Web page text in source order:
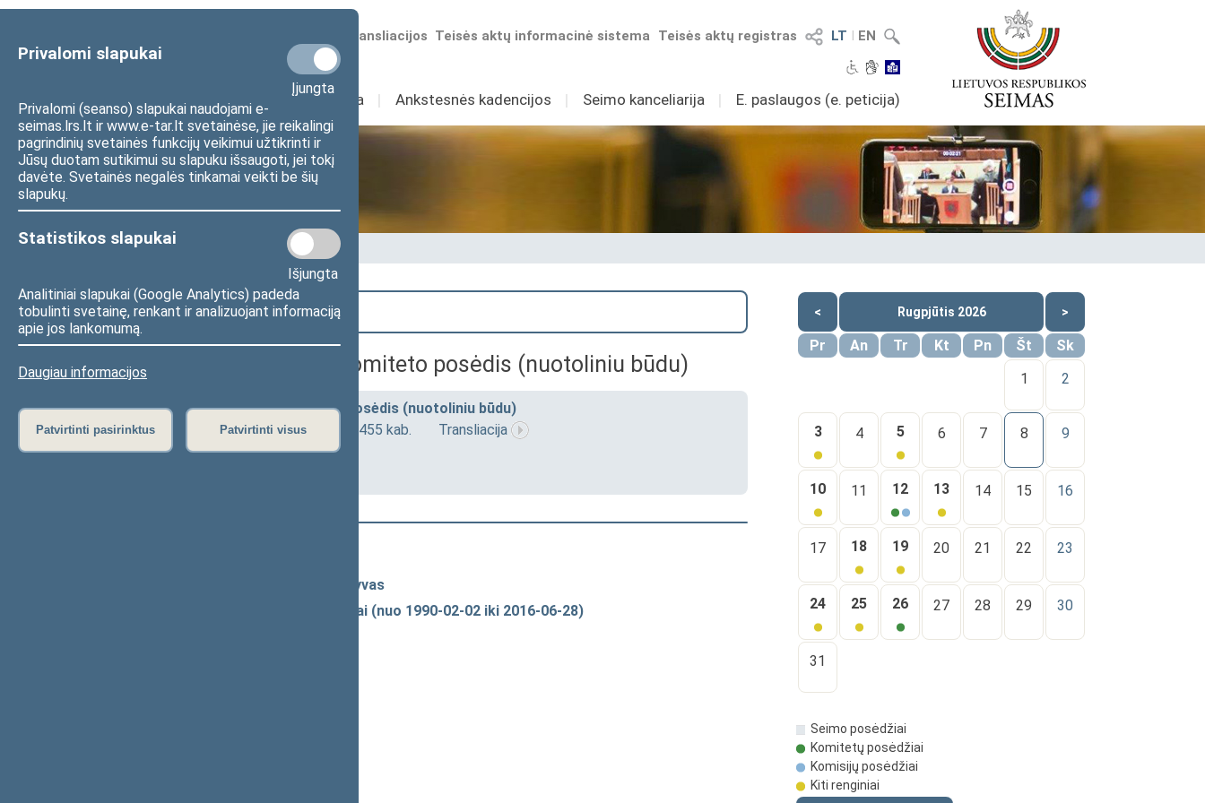
Privalomi slapukai
Įjungta
Privalomi (seanso) slapukai naudojami e-
seimas.lrs.lt ir www.e-tar.lt svetainėse, jie reikalingi
pagrindinių svetainės funkcijų veikimui užtikrinti ir
Jūsų duotam sutikimui su slapuku išsaugoti, jei tokį
davėte. Svetainės negalės tinkamai veikti be šių
slapukų.
Statistikos slapukai
Išjungta
Analitiniai slapukai (Google Analytics) padeda
tobulinti svetainę, renkant ir analizuojant informaciją
apie jos lankomumą.
Daugiau informacijos
Patvirtinti pasirinktus Patvirtinti visus
LT I EN
Teisės aktų registras
Teisės aktų informacinė sistema
Numatomos transliacijos
Sudėtis Veikla I Ankstesnės kadencijos I Seimo kanceliarija I E. paslaugos (e. peticija)
Seime vyksta
Pradžia>Seime vyksta
< Rugpjūtis 2026 >
Pr An Tr Kt Pn Št
Sk
1
2
3 4 5 6 7 8 9
10 11 12 13 14 15 16
17 18 19 20 21 22 23
24 25 26 27 28 29 30
31
Seimo posėdžiai
Komitetų posėdžiai
Komisijų posėdžiai
Kiti renginiai
Paieška
Teisės ir teisėtvarkos komiteto posėdis (nuotoliniu būdu)
Teisės ir teisėtvarkos komiteto posėdis (nuotoliniu būdu)
2026-05-13 10:00
Seimo I rūmai, 455 kab.
Transliacija
Darbotvarkė
Seimo vaizdo ir garso įrašų archyvas
Spaudos konferencijų garso įrašai (nuo 1990-02-02 iki 2016-06-28)